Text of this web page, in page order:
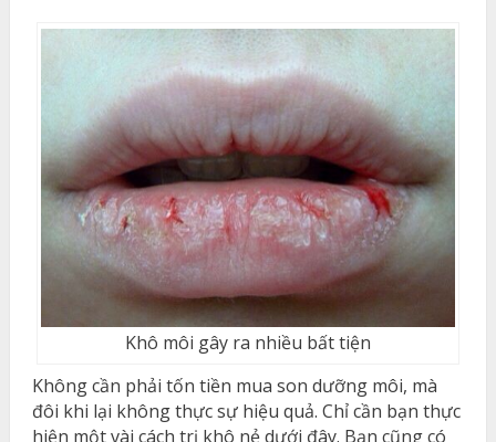
Khô môi gây ra nhiều bất tiện
Không cần phải tốn tiền mua son dưỡng môi, mà
đôi khi lại không thực sự hiệu quả. Chỉ cần bạn thực
hiện một vài cách trị khô nẻ dưới đây. Bạn cũng có